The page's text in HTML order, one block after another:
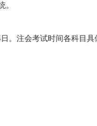
。
。注会考试时间各科目具